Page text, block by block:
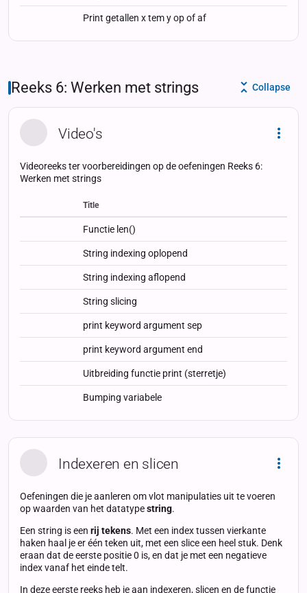
Print getallen x tem y op of af
Reeks 6: Werken met strings Collapse
Video's
Videoreeks ter voorbereidingen op de oefeningen Reeks 6:
Werken met strings
StatusStatus Type
Title
Functie len()
String indexing oplopend
String indexing aflopend
String slicing
print keyword argument sep
print keyword argument end
Uitbreiding functie print (sterretje)
Bumping variabele
Indexeren en slicen
Oefeningen die je aanleren om vlot manipulaties uit te voeren
op waarden van het datatypestring.
Een string is een rij tekens. Met een index tussen vierkante
haken haal je er één teken uit, met een slice een heel stuk. Denk
eraan dat de eerste positie 0 is, en dat je met een negatieve
index vanaf het einde telt.
In deze eerste reeks heb je aan indexeren, slicen en de functie